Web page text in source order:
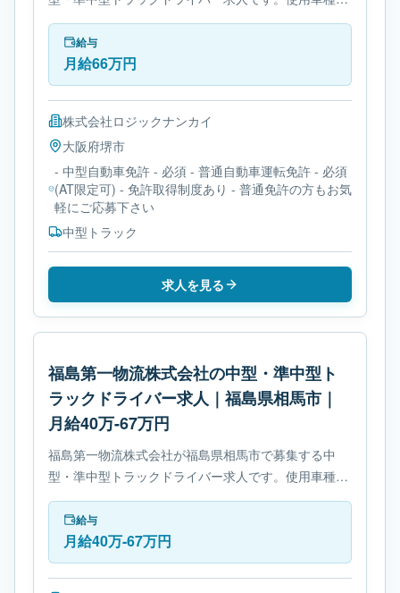
中型トラックです。勤務時間は- 変形労働時間制で
す。必要免許は- 中型自動車免許です。
給与
月給66万円
株式会社ロジックナンカイ
大阪府堺市
- 中型自動車免許 - 必須 - 普通自動車運転免許 - 必須
(AT限定可) - 免許取得制度あり - 普通免許の方もお気
軽にご応募下さい
中型トラック
求人を見る
福島第一物流株式会社の中型・準中型ト
ラックドライバー求人｜福島県相馬市｜
月給40万-67万円
福島第一物流株式会社が福島県相馬市で募集する中
型・準中型トラックドライバー求人です。使用車種は
中型トラックです。勤務時間は- 変形労働時間制で
す。必要免許は- 準中型自動車免許です。
給与
月給40万-67万円